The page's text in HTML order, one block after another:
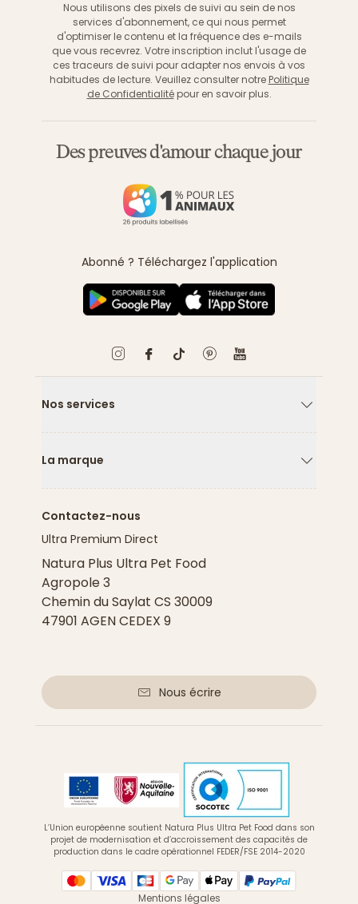
Nous utilisons des pixels de suivi au sein de nos
services d'abonnement, ce qui nous permet
d'optimiser le contenu et la fréquence des e-mails
que vous recevrez. Votre inscription inclut l'usage de
ces traceurs de suivi pour adapter nos envois à vos
habitudes de lecture. Veuillez consulter notre Politique
de Confidentialitépour en savoir plus.
Des preuves d'amour chaque jour
Abonné ? Téléchargez l'application
Nos services
La marque
Contactez-nous
Ultra Premium Direct
Natura Plus Ultra Pet Food
Agropole 3
Chemin du Saylat CS 30009
47901 AGEN CEDEX 9
Nous écrire
L’Union européenne soutient Natura Plus Ultra Pet Food dans son
projet de modernisation et d’accroissement des capacités de
production dans le cadre opérationnel FEDER/FSE 2014-2020
Mentions légales